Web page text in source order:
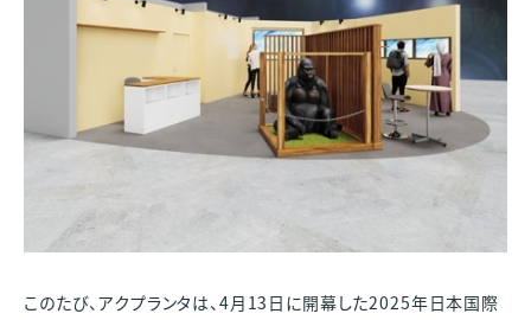
このたび、アクプランタは、4月13日に開幕した2025年日本国際